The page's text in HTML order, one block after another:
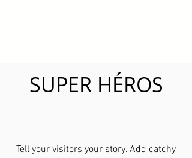
SUPER HÉROS
Tell your visitors your story. Add catchy